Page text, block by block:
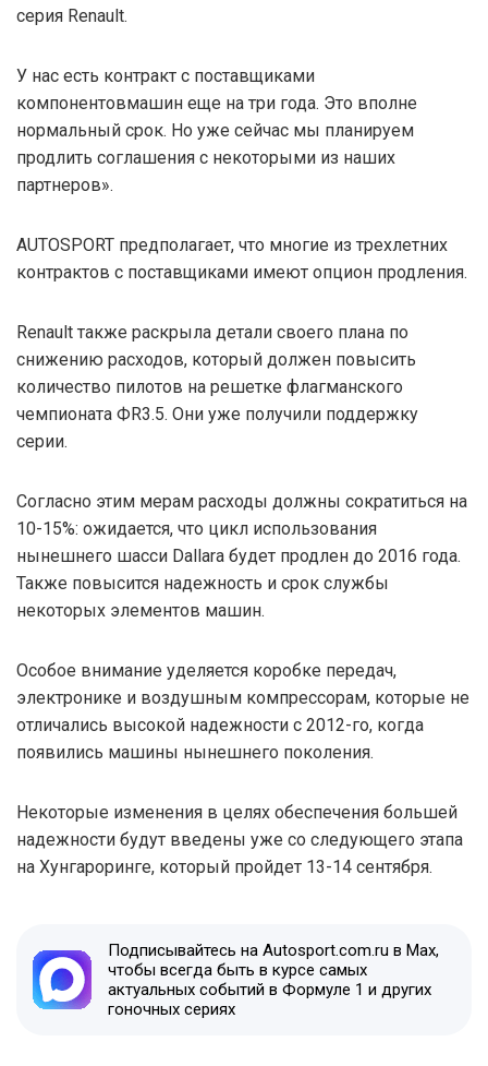
серия Renault.
У нас есть контракт с поставщиками
компонентовмашин еще на три года. Это вполне
нормальный срок. Но уже сейчас мы планируем
продлить соглашения с некоторыми из наших
партнеров».
AUTOSPORT предполагает, что многие из трехлетних
контрактов с поставщиками имеют опцион продления.
Renault также раскрыла детали своего плана по
снижению расходов, который должен повысить
количество пилотов на решетке флагманского
чемпионата ФR3.5. Они уже получили поддержку
серии.
Согласно этим мерам расходы должны сократиться на
10-15%: ожидается, что цикл использования
нынешнего шасси Dallara будет продлен до 2016 года.
Также повысится надежность и срок службы
некоторых элементов машин.
Особое внимание уделяется коробке передач,
электронике и воздушным компрессорам, которые не
отличались высокой надежности с 2012-го, когда
появились машины нынешнего поколения.
Некоторые изменения в целях обеспечения большей
надежности будут введены уже со следующего этапа
на Хунгароринге, который пройдет 13-14 сентября.
Подписывайтесь на Autosport.com.ru в Max,
чтобы всегда быть в курсе самых
актуальных событий в Формуле 1 и других
гоночных сериях